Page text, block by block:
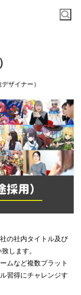
ザイナー）
の社内タイトル及び
します。
ムなど複数プラット
習得にチャレンジす